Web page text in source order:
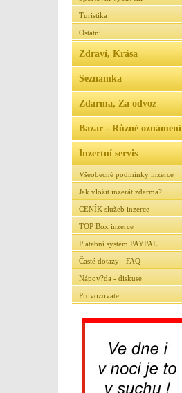
Turistika
Ostatní
Zdraví, Krása
Seznamka
Zdarma, Za odvoz
Bazar - Různé oznámení
Inzertní servis
Všeobecné podmínky inzerce
Jak vložit inzerát zdarma?
CENÍK služeb inzerce
TOP Box inzerce
Platební systém PAYPAL
Časté dotazy - FAQ
Nápov?da - diskuse
Provozovatel